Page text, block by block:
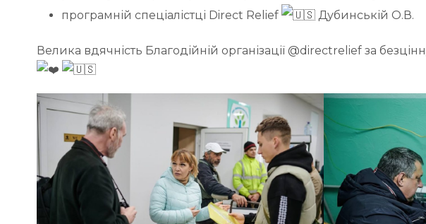
програмній спеціалістці Direct Relief
Дубинській О.В.
Велика вдячність Благодійній організації @directrelief за